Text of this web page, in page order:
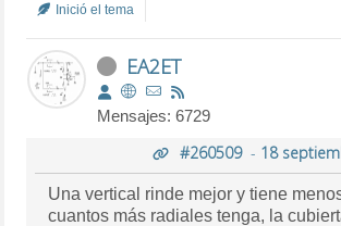
Inició el tema
EA2ET
Mensajes: 6729
#260509- 18
Una vertical rinde mejor y tiene
cuantos más radiales tenga, la